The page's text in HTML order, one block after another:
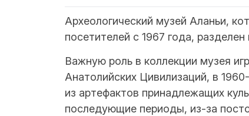
Археологический музей Аланьи,
посетителей с 1967 года,
Важную роль в коллекции музея
Анатолийских Цивилизаций, в
из артефактов принадлежащих
последующие периоды, из-за